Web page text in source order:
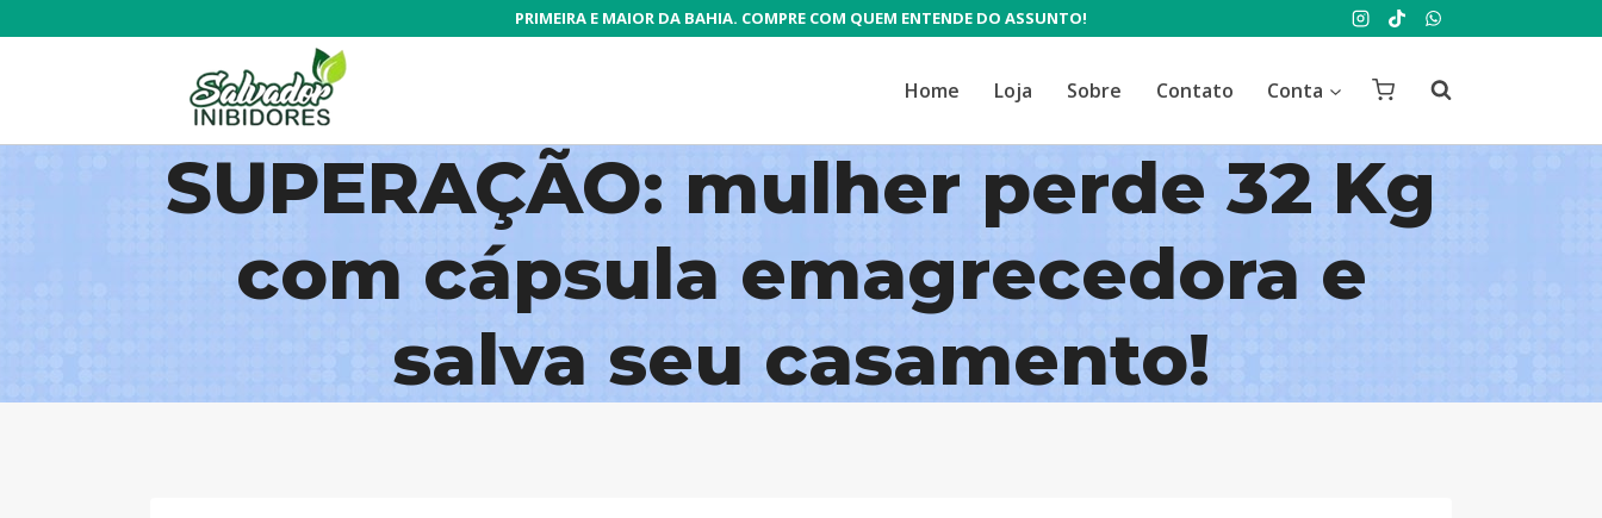
PRIMEIRA E MAIOR DA BAHIA. COMPRE COM QUEM ENTENDE DO ASSUNTO!
Home Loja Sobre Contato Conta
SUPERAÇÃO: mulher perde 32 Kg
com cápsula emagrecedora e
salva seu casamento!